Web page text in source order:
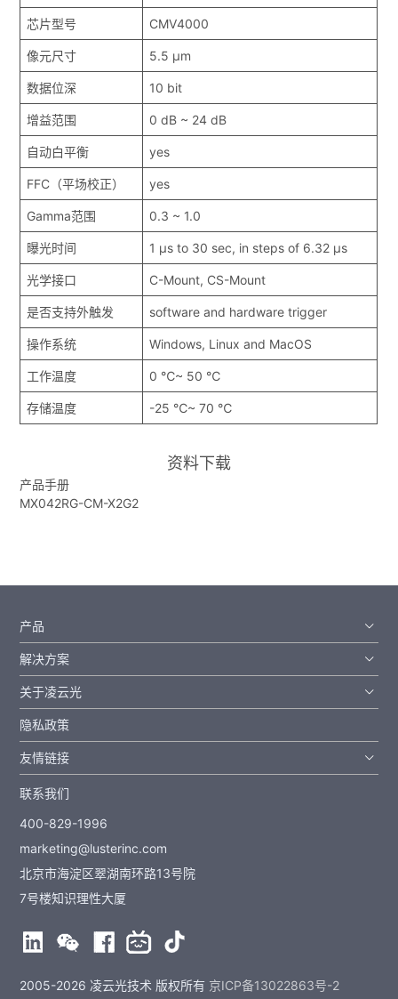
芯片型号 CMV4000
像元尺寸 5.5 μm
数据位深 10 bit
增益范围 0 dB ~ 24 dB
自动白平衡 yes
FFC（平场校正） yes
Gamma范围 0.3 ~ 1.0
曝光时间 1 μs to 30 sec, in steps of 6.32 μs
光学接口 C-Mount, CS-Mount
是否支持外触发 software and hardware trigger
操作系统 Windows, Linux and MacOS
工作温度 0 ℃~ 50 ℃
存储温度 -25 ℃~ 70 ℃
资料下载
产品手册
MX042RG-CM-X2G2
产品
解决方案
关于凌云光
隐私政策
友情链接
联系我们
400-829-1996
marketing@lusterinc.com
北京市海淀区翠湖南环路13号院
7号楼知识理性大厦
2005-2026 凌云光技术 版权所有 京ICP备13022863号-2